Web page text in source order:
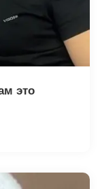
это